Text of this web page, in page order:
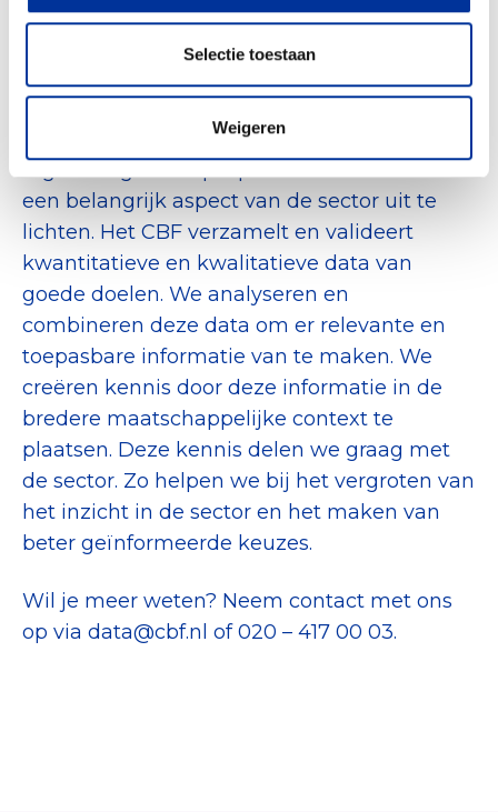
Selectie toestaan
Weigeren
Challenge? Kijk danhier.
Over de top 5
Als onderdeel van deze rubriek zal het CBF
een belangrijk aspect van de sector uit te
lichten. Het CBF verzamelt en valideert
kwantitatieve en kwalitatieve data van
goede doelen. We analyseren en
combineren deze data om er relevante en
toepasbare informatie van te maken. We
creëren kennis door deze informatie in de
bredere maatschappelijke context te
plaatsen. Deze kennis delen we graag met
de sector. Zo helpen we bij het vergroten van
het inzicht in de sector en het maken van
beter geïnformeerde keuzes.
Wil je meer weten? Neem contact met ons
op via data@cbf.nl of 020 – 417 00 03.